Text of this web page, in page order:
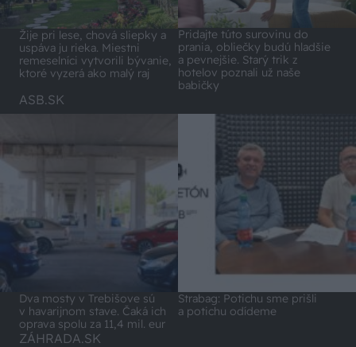
Žije pri lese, chová sliepky a
uspáva ju rieka. Miestni
remeselníci vytvorili bývanie,
ktoré vyzerá ako malý raj
Pridajte túto surovinu do
prania, obliečky budú hladšie
a pevnejšie. Starý trik z
hotelov poznali už naše
babičky
ASB.SK
Dva mosty v Trebišove sú
v havarijnom stave. Čaká ich
oprava spolu za 11,4 mil. eur
Strabag: Potichu sme prišli
a potichu odídeme
ZÁHRADA.SK